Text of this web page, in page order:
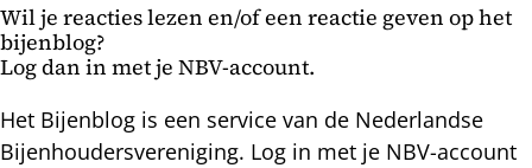
Wil je reacties lezen en/of een reactie geven op het
bijenblog?
Log dan in met je NBV-account.
Het Bijenblog is een service van de Nederlandse
Bijenhoudersvereniging. Log in met je NBV-account